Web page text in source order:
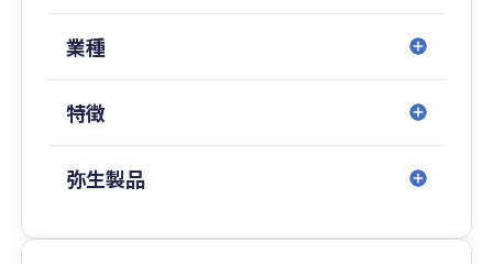
◎TTSコンサルティング株式会社
■企業経営の高品質コンサルティング
・株式・営業権・企業評価コンサルティング
◎TTSマネジメント株式会社（どんたく会計、ひ
業種
特徴
弥生製品